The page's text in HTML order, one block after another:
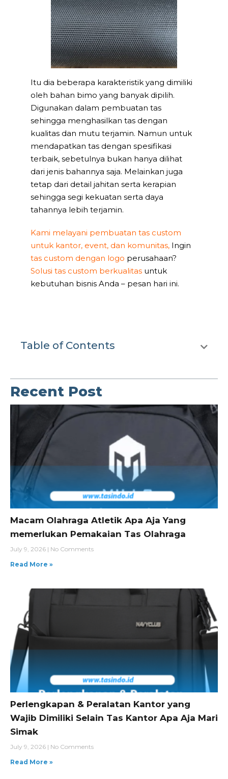
Itu dia beberapa karakteristik yang dimiliki
oleh bahan bimo yang banyak dipilih.
Digunakan dalam pembuatan tas
sehingga menghasilkan tas dengan
kualitas dan mutu terjamin. Namun untuk
mendapatkan tas dengan spesifikasi
terbaik, sebetulnya bukan hanya dilihat
dari jenis bahannya saja. Melainkan juga
tetap dari detail jahitan serta kerapian
sehingga segi kekuatan serta daya
tahannya lebih terjamin.
Kami melayani pembuatan tas custom
untuk kantor, event, dan komunitas, Ingin
tas custom dengan logo perusahaan?
Solusi tas custom berkualitas untuk
kebutuhan bisnis Anda – pesan hari ini.
Table of Contents
Recent Post
Macam Olahraga Atletik Apa Aja Yang
memerlukan Pemakaian Tas Olahraga
July 9, 2026
No Comments
Read More »
Perlengkapan & Peralatan Kantor yang
Wajib Dimiliki Selain Tas Kantor Apa Aja Mari
Simak
July 9, 2026
No Comments
Read More »